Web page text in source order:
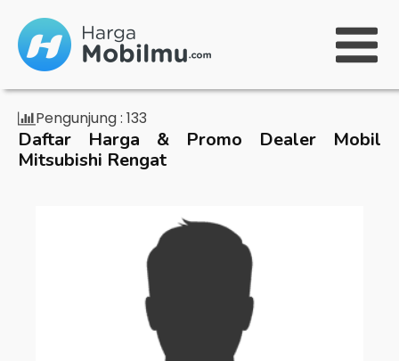
Pengunjung : 133
Daftar Harga & Promo Dealer Mobil
Mitsubishi Rengat